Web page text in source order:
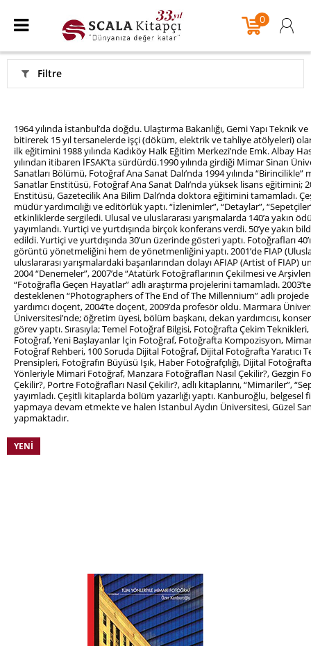
0
Filtre
1964 yılında İstanbul’da doğdu. Ulaştırma Bakanlığı, Gemi Yapı Teknik
bitirerek 15 yıl tersanelerde işçi (döküm, elektrik ve tahliye atölyeleri)
ilk eğitimini 1988 yılında Kadıköy Halk Eğitim Merkezi’nde Emk. Albay
yılından itibaren İFSAK’ta sürdürdü.1990 yılında girdiği Mimar Sinan
Sanatları Bölümü, Fotoğraf Ana Sanat Dalı’nda 1994 yılında
Sanatlar Enstitüsü, Fotoğraf Ana Sanat Dalı’nda yüksek lisans eğitimini;
Enstitüsü, Gazetecilik Ana Bilim Dalı’nda doktora eğitimini tamamladı.
müdür yardımcılığı ve editörlük yaptı. “İzlenimler”, “Detaylar”,
etkinliklerde sergiledi. Ulusal ve uluslararası yarışmalarda 140’a yakın
yayımlandı. Yurtiçi ve yurtdışında birçok konferans verdi. 50’ye yakın
edildi. Yurtiçi ve yurtdışında 30’un üzerinde gösteri yaptı. Fotoğrafları
görüntü yönetmeliğini hem de yönetmenliğini yaptı. 2001’de FIAP
uluslararası yarışmalardaki başarılarından dolayı AFIAP (Artist of FIAP)
2004 “Denemeler”, 2007’de “Atatürk Fotoğraflarının Çekilmesi ve
“Fotoğrafla Geçen Hayatlar” adlı araştırma projelerini tamamladı.
desteklenen “Photographers of The End of The Millennium” adlı projede
yardımcı doçent, 2004’te doçent, 2009’da profesör oldu. Marmara
Üniversitesi’nde; öğretim üyesi, bölüm başkanı, dekan yardımcısı,
görev yaptı. Sırasıyla; Temel Fotoğraf Bilgisi, Fotoğrafta Çekim Teknikleri,
Fotoğraf, Yeni Başlayanlar İçin Fotoğraf, Fotoğrafta Kompozisyon,
Fotoğraf Rehberi, 100 Soruda Dijital Fotoğraf, Dijital Fotoğrafta Yaratıcı
Prensipleri, Fotoğrafın Büyüsü Işık, Haber Fotoğrafçılığı, Dijital
Yönleriyle Mimari Fotoğraf, Manzara Fotoğrafları Nasıl Çekilir?, Gezgin
Çekilir?, Portre Fotoğrafları Nasıl Çekilir?, adlı kitaplarını, “Mimariler”,
yayımladı. Çeşitli kitaplarda bölüm yazarlığı yaptı. Kanburoğlu,
yapmaya devam etmekte ve halen İstanbul Aydın Üniversitesi, Güzel
yapmaktadır.
YENI